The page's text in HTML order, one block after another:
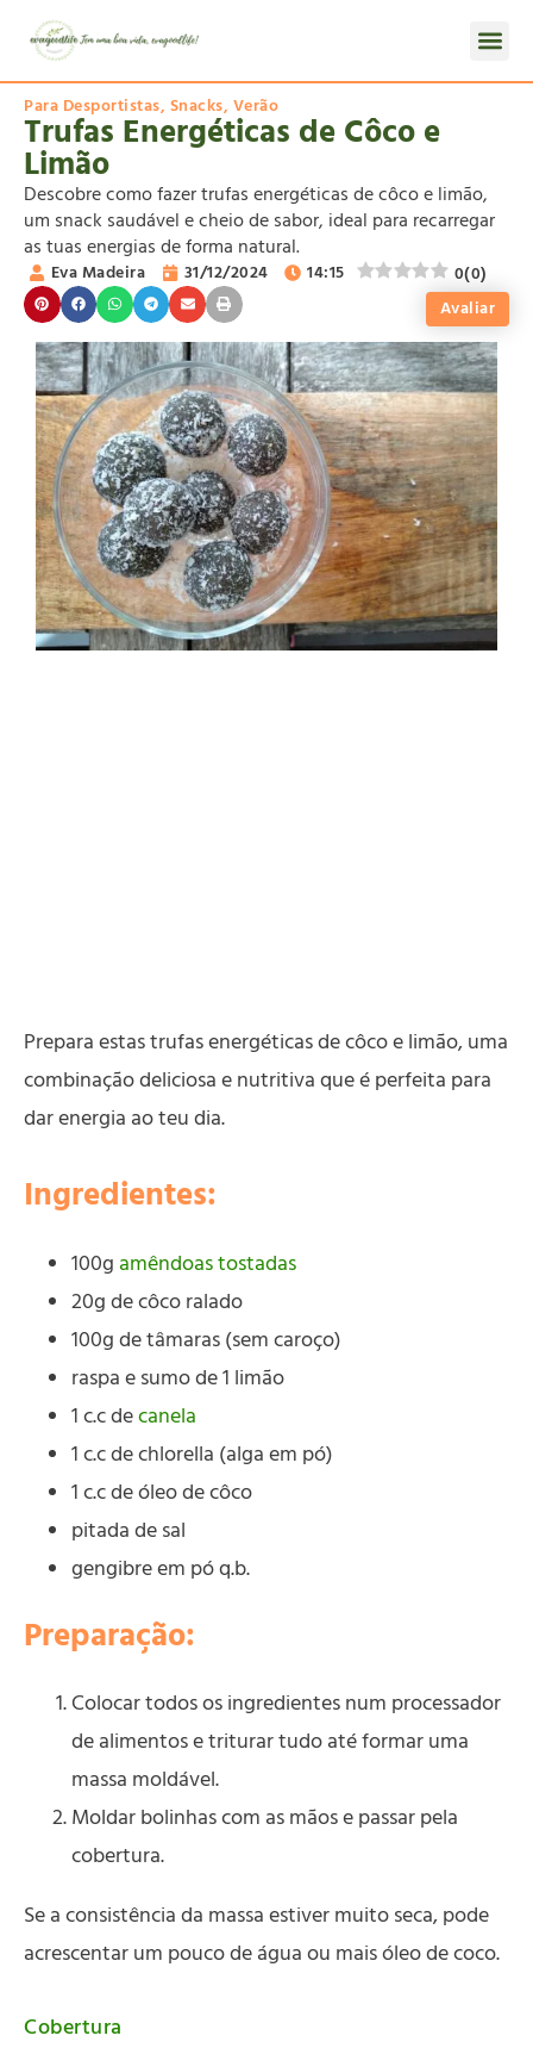
Para Desportistas, Snacks, Verão
Trufas Energéticas de Côco e
Limão
Descobre como fazer trufas energéticas de côco e limão,
um snack saudável e cheio de sabor, ideal para recarregar
as tuas energias de forma natural.
Eva Madeira 31/12/2024 14:15 0(0)
Avaliar
Prepara estas trufas energéticas de côco e limão, uma
combinação deliciosa e nutritiva que é perfeita para
dar energia ao teu dia.
Ingredientes:
100gamêndoas tostadas
20g de côco ralado
100g de tâmaras (sem caroço)
raspa e sumo de 1 limão
1 c.c decanela
1 c.c de chlorella (alga em pó)
1 c.c de óleo de côco
pitada de sal
gengibre em pó q.b.
Preparação:
Colocar todos os ingredientes num processador
de alimentos e triturar tudo até formar uma
massa moldável.
Moldar bolinhas com as mãos e passar pela
cobertura.
Se a consistência da massa estiver muito seca, pode
acrescentar um pouco de água ou mais óleo de coco.
Cobertura